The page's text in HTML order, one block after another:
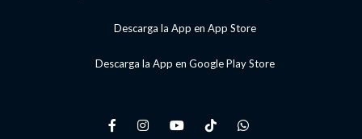
Descarga la App en App Store
Descarga la App en Google Play Store